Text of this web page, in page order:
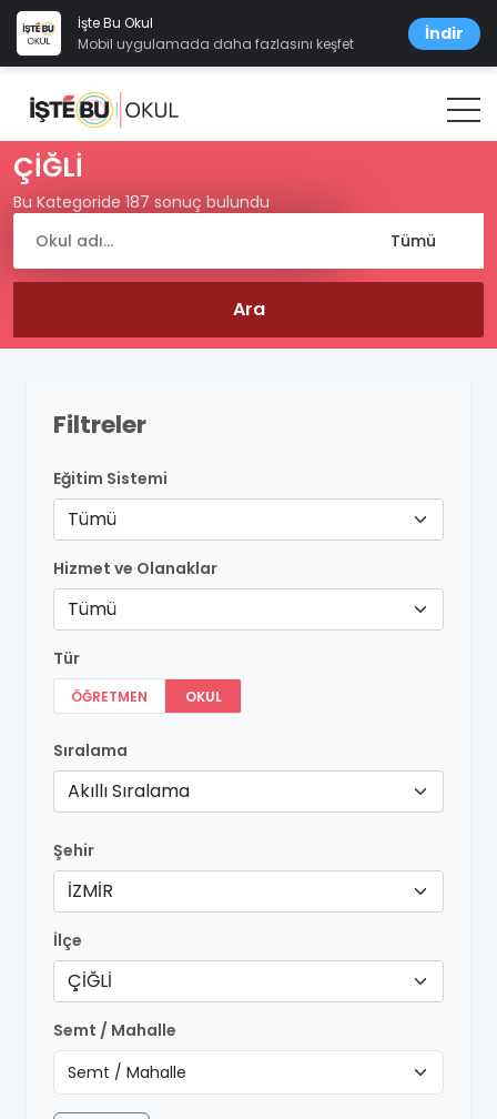
İşte Bu Okul
Mobil uygulamada daha fazlasını keşfet
İndir
ÇİĞLİ
Bu Kategoride 187 sonuç bulundu
Filtreler
Eğitim Sistemi
Tümü
Hizmet ve Olanaklar
Tümü
Tür
ÖĞRETMEN OKUL
Sıralama
Akıllı Sıralama
Şehir
İZMİR
İlçe
ÇİĞLİ
Semt / Mahalle